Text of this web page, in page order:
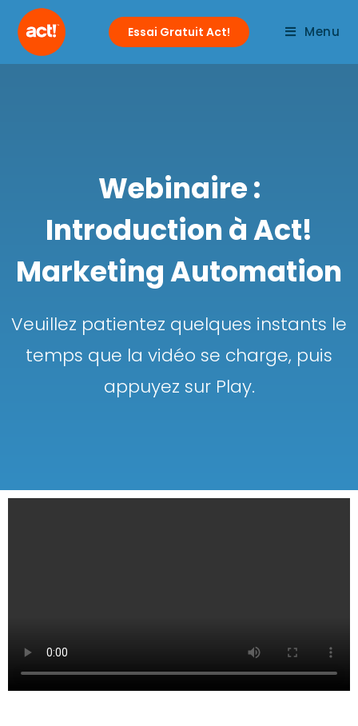
Menu
Essai Gratuit Act!
Webinaire :
Introduction à Act!
Marketing Automation
Veuillez patientez quelques instants le
temps que la vidéo se charge, puis
appuyez sur Play.